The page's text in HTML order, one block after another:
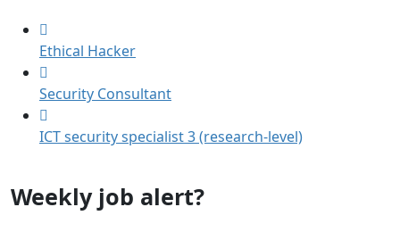
Ethical Hacker
Security Consultant
ICT security specialist 3 (research-level)
Weekly job alert?